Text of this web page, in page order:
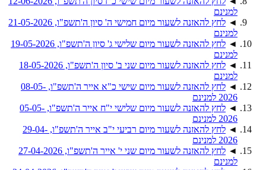
למנינם
◄
לחץ להאזנה לשעור מיום חמישי ה' סיון ה'תשפ"ו, 21-05-2026
למנינם
◄
לחץ להאזנה לשעור מיום שלישי ג' סיון ה'תשפ"ו, 19-05-2026
למנינם
◄
לחץ להאזנה לשעור מיום שני ב' סיון ה'תשפ"ו, 18-05-2026
למנינם
◄
לחץ להאזנה לשעור מיום שישי כ"א אייר ה'תשפ"ו, 08-05-
2026 למנינם
◄
לחץ להאזנה לשעור מיום שלישי י"ח אייר ה'תשפ"ו, 05-05-
2026 למנינם
◄
לחץ להאזנה לשעור מיום רביעי י"ב אייר ה'תשפ"ו, 29-04-
2026 למנינם
◄
לחץ להאזנה לשעור מיום שני י' אייר ה'תשפ"ו, 27-04-2026
למנינם